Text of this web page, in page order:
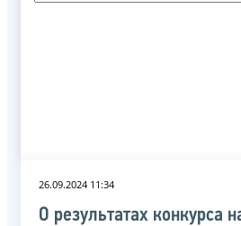
26.09.2024 11:34
О результатах конкурса